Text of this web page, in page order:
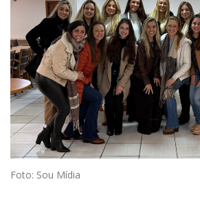
Foto: Sou Mídia